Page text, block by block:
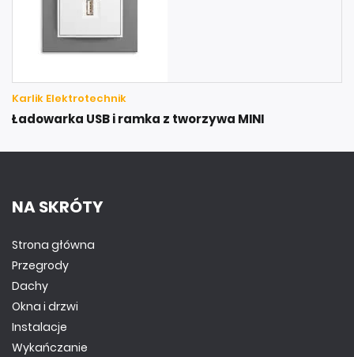
Karlik Elektrotechnik
Ładowarka USB i ramka z tworzywa MINI
NA SKRÓTY
Strona główna
Przegrody
Dachy
Okna i drzwi
Instalacje
Wykańczanie